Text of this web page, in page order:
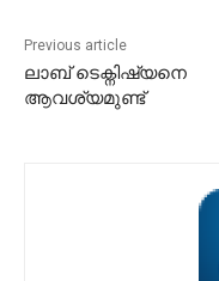
Previous article
ലാബ് ടെക്നിഷ്യനെ
ആവശ്യമുണ്ട്